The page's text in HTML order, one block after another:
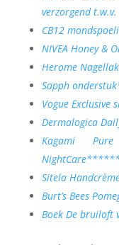
verzorgend
CB12
NIVEA Honey &
Herome
Sapph
Vogue
Dermalogica
Kagami
NightCare******
Sitela
Burt’s Bees
Boek De bruiloft